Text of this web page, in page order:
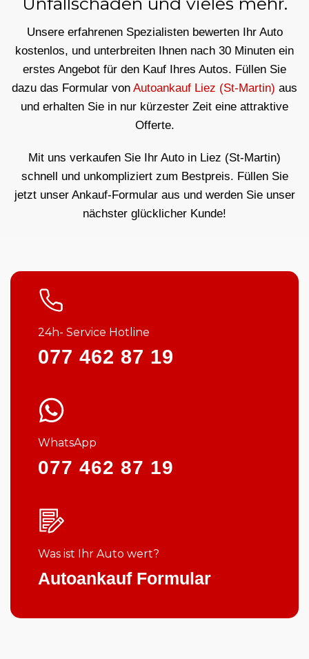
Unsere erfahrenen Spezialisten bewerten Ihr Auto
kostenlos, und unterbreiten Ihnen nach 30 Minuten ein
erstes Angebot für den Kauf Ihres Autos. Füllen Sie
dazu das Formular von Autoankauf Liez (St-Martin) aus
und erhalten Sie in nur kürzester Zeit eine attraktive
Offerte.
Mit uns verkaufen Sie Ihr Auto in Liez (St-Martin)
schnell und unkompliziert zum Bestpreis. Füllen Sie
jetzt unser Ankauf-Formular aus und werden Sie unser
nächster glücklicher Kunde!
24h- Service Hotline
077 462 87 19
WhatsApp
077 462 87 19
Was ist Ihr Auto wert?
Autoankauf Formular